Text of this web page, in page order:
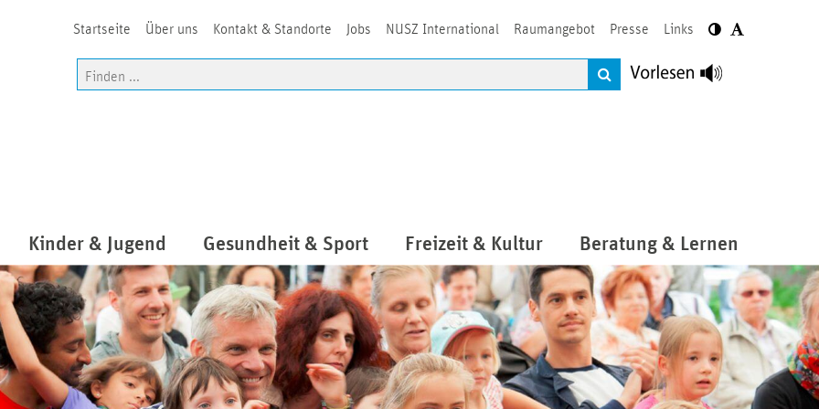
Startseite Über uns Kontakt & Standorte Jobs NUSZ International Raumangebot Presse Links
Kinder & Jugend Gesundheit & Sport Freizeit & Kultur Beratung & Lernen